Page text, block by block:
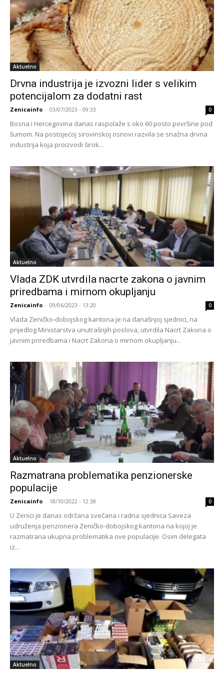
Aktuelno
Drvna industrija je izvozni lider s velikim
potencijalom za dodatni rast
Zenicainfo - 03/07/2023 - 09:33 0
Bosna i Hercegovina danas raspolaže s oko 60 posto površine pod
šumom. Na postojećoj sirovinskoj osnovi razvila se snažna drvna
industrija koja proizvodi širok...
Aktuelno
Vlada ZDK utvrdila nacrte zakona o javnim
priredbama i mirnom okupljanju
Zenicainfo - 09/06/2023 - 13:20 0
Vlada Zeničko-dobojskog kantona je na današnjoj sjednici, na
prijedlog Ministarstva unutrašnjih poslova, utvrdila Nacrt Zakona o
javnim priredbama i Nacrt Zakona o mirnom okupljanju...
Aktuelno
Razmatrana problematika penzionerske
populacije
Zenicainfo - 18/10/2022 - 12:38 0
U Zenici je danas održana svečana i radna sjednica Saveza
udruženja penzionera Zeničko-dobojskog kantona na kojoj je
razmatrana ukupna problematika ove populacije. Osim delegata
iz...
Aktuelno